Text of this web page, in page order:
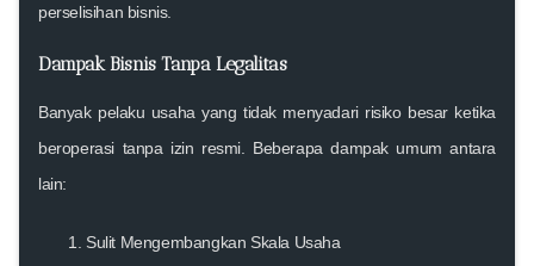
perselisihan bisnis.
Dampak Bisnis Tanpa Legalitas
Banyak pelaku usaha yang tidak menyadari risiko besar ketika
beroperasi tanpa izin resmi. Beberapa dampak umum antara
lain:
Sulit Mengembangkan Skala Usaha